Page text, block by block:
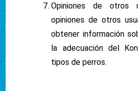
Opiniones de otros
opiniones de otros
obtener información
la adecuación del
tipos de perros.